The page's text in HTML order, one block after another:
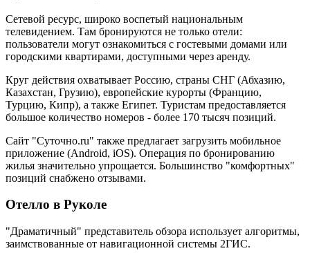
Сетевой ресурс, широко воспетый национальным
телевидением. Там бронируются не только отели:
пользователи могут ознакомиться с гостевыми домами или
городскими квартирами, доступными через аренду.
Круг действия охватывает Россию, страны СНГ (Абхазию,
Казахстан, Грузию), европейские курорты (Францию,
Турцию, Кипр), а также Египет. Туристам предоставляется
большое количество номеров - более 170 тысяч позиций.
Сайт "Суточно.ru" также предлагает загрузить мобильное
приложение (Android, iOS). Операция по бронированию
жилья значительно упрощается. Большинство "комфортных"
позиций снабжено отзывами.
Отелло в Руколе
"Драматичный" представитель обзора использует алгоритмы,
заимствованные от навигационной системы 2ГИС.